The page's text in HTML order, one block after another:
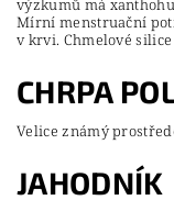
výzkumů má
Mírní menstruační
v krvi. Chmelové
CHRPA
Velice známý
JAHODNÍK